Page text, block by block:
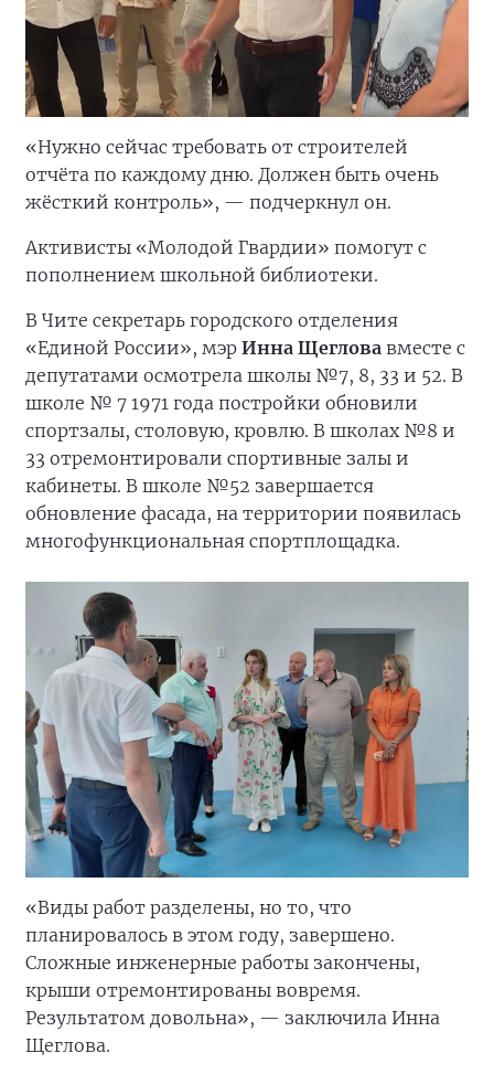
«Нужно сейчас требовать от строителей
отчёта по каждому дню. Должен быть очень
жёсткий контроль», — подчеркнул он.
Активисты «Молодой Гвардии» помогут с
пополнением школьной библиотеки.
В Чите секретарь городского отделения
«Единой России», мэр Инна Щеглова вместе с
депутатами осмотрела школы №7, 8, 33 и 52. В
школе № 7 1971 года постройки обновили
спортзалы, столовую, кровлю. В школах №8 и
33 отремонтировали спортивные залы и
кабинеты. В школе №52 завершается
обновление фасада, на территории появилась
многофункциональная спортплощадка.
«Виды работ разделены, но то, что
планировалось в этом году, завершено.
Сложные инженерные работы закончены,
крыши отремонтированы вовремя.
Результатом довольна», — заключила Инна
Щеглова.